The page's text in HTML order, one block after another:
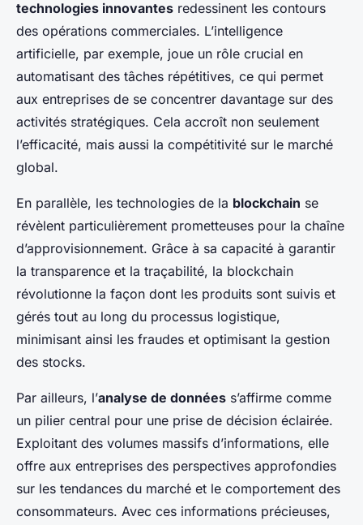
technologies innovantes redessinent les contours
des opérations commerciales. L’intelligence
artificielle, par exemple, joue un rôle crucial en
automatisant des tâches répétitives, ce qui permet
aux entreprises de se concentrer davantage sur des
activités stratégiques. Cela accroît non seulement
l’efficacité, mais aussi la compétitivité sur le marché
global.
En parallèle, les technologies de la blockchain se
révèlent particulièrement prometteuses pour la chaîne
d’approvisionnement. Grâce à sa capacité à garantir
la transparence et la traçabilité, la blockchain
révolutionne la façon dont les produits sont suivis et
gérés tout au long du processus logistique,
minimisant ainsi les fraudes et optimisant la gestion
des stocks.
Par ailleurs, l’analyse de données s’affirme comme
un pilier central pour une prise de décision éclairée.
Exploitant des volumes massifs d’informations, elle
offre aux entreprises des perspectives approfondies
sur les tendances du marché et le comportement des
consommateurs. Avec ces informations précieuses,